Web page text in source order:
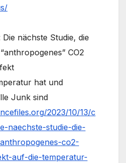
nächste Studie, die
CO2
hat und
Junk sind
2023/10/13/c
naechste-studie-die-
co2-
auf-die-temperatur-